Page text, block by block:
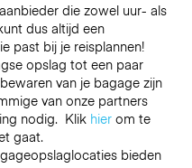
die zowel uur- als
dus altijd een
past bij je reisplannen!
opslag tot een paar
van je bagage zijn
van onze partners
nodig. Klik hierom te
gaat.
bieden